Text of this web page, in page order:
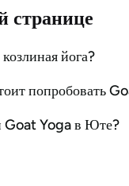
странице
йога?
попробовать
Goat Yoga в Юте?